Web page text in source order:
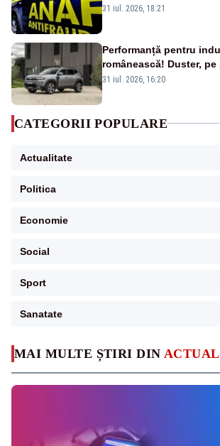
MAI MULTE ȘTIRI DIN
amnistia fiscală
31 iul. 2026, 18:21
Performanță pentru
românească! Duster,
topul vânzărilor din
31 iul. 2026, 16:20
CATEGORII POPULARE
Actualitate
Politica
Economie
Social
Sport
Sanatate